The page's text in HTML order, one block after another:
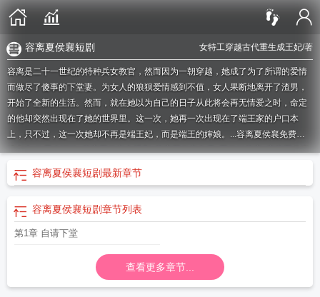
女特工穿越古代重生成王妃/著
容离夏侯襄短剧
容离是二十一世纪的特种兵女教官，然而因为一朝穿越，她成了为了所谓的爱情
而做尽了傻事的下堂妻。为女人的狼狈爱情感到不值，女人果断地离开了渣男，
开始了全新的生活。然而，就在她以为自己的日子从此将会再无情爱之时，命定
的他却突然出现在了她的世界里。这一次，她再一次出现在了端王家的户口本
上，只不过，这一次她却不再是端王妃，而是端王的婶娘。...容离夏侯襄免费阅
读全文 修昆仑证验容离夏侯襄电视剧容离夏侯襄免费夏侯衘容离容离夏侯襄
免费阅读全文
容离夏侯襄短剧 容离夏侯襄有肉吗
迩七
夏侯襄特工王妃不下堂(全文在线阅读免费章节)
版在线阅读夏侯端夏侯襄
容离夏候襄免费阅读 容离夏侯 容离 夏侯 夏侯襄容离结局
容离与夏侯襄723章
容离夏侯襄特工王妃不下堂
全文免费阅读夏侯襄容离夏侯是什么容离夏侯襄免费阅读全文无弹窗主人公
容离夏侯襄短剧最新章节
容离夏侯襄短剧章节列表
第1章 自请下堂
查看更多章节...